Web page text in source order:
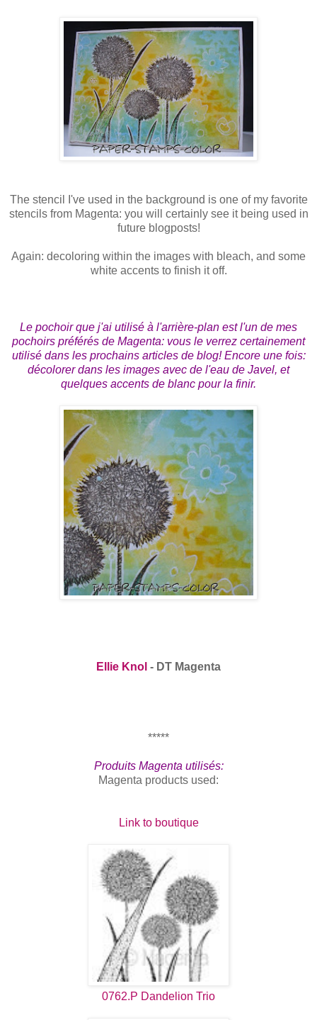
The stencil I've used in the background is one of my favorite
stencils from Magenta: you will certainly see it being used in
future blogposts!
Again: decoloring within the images with bleach, and some
white accents to finish it off.
Le pochoir que j'ai utilisé à l'arrière-plan est l'un de mes
pochoirs préférés de Magenta: vous le verrez certainement
utilisé dans les prochains articles de blog! Encore une fois:
décolorer dans les images avec de l'eau de Javel, et
quelques accents de blanc pour la finir.
Ellie Knol - DT Magenta
*****
Produits Magenta utilisés:
Magenta products used:
Link to boutique
0762.P Dandelion Trio